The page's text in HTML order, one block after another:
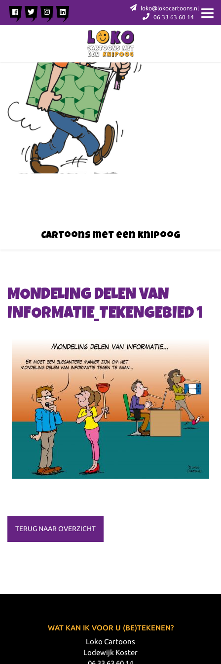
loko@lokocartoons.nl
06 33 63 60 14
Cartoons met een knipoog
MONDELING DELEN VAN
INFORMATIE_TEKENGEBIED 1
TERUG NAAR OVERZICHT
WAT KAN IK VOOR U (BE)TEKENEN?
Loko Cartoons
Lodewijk Koster